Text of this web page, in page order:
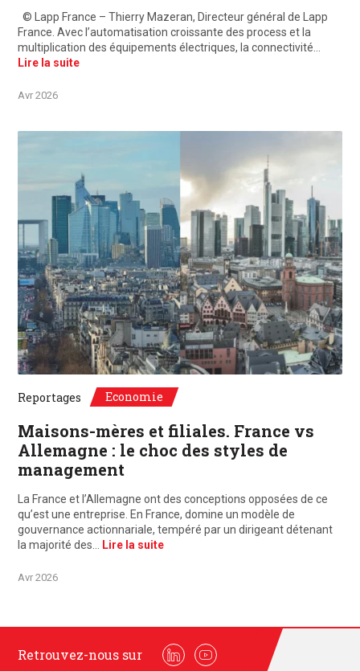
© Lapp France – Thierry Mazeran, Directeur général de Lapp
France. Avec l’automatisation croissante des process et la
multiplication des équipements électriques, la connectivité…
Lire la suite
Avr 2026
Reportages Economie
Maisons-mères et filiales. France vs
Allemagne : le choc des styles de
management
La France et l’Allemagne ont des conceptions opposées de ce
qu’est une entreprise. En France, domine un modèle de
gouvernance actionnariale, tempéré par un dirigeant détenant
la majorité des… Lire la suite
Avr 2026
Retrouvez-nous sur
LinkedinYoutube